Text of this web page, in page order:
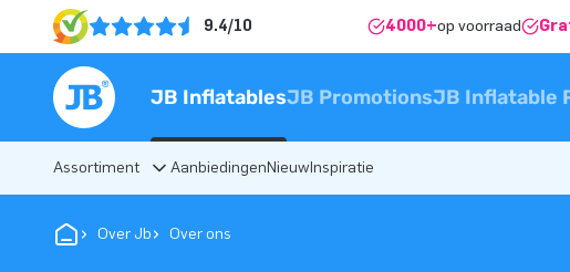
9.4/10 4000+op voorraad
JB InflatablesJB PromotionsJB Inflatable
Assortiment AanbiedingenNieuwInspiratie
Over Jb Over ons